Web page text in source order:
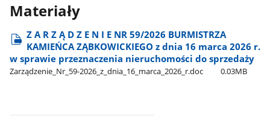
Materiały
Z A R Z Ą D Z E N I E NR 59/2026 BURMISTRZA
KAMIEŃCA ZĄBKOWICKIEGO z dnia 16 marca 2026 r.
w sprawie przeznaczenia nieruchomości do sprzedaży
Zarządzenie​_Nr​_59-2026​_z​_dnia​_16​_marca​_2026​_r.doc 0.03MB